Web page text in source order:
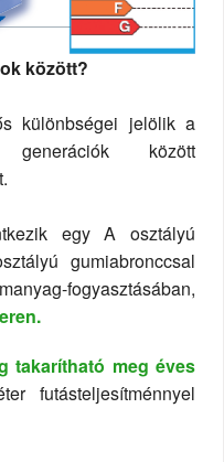
között?
különbségei jelölik a
generációk között
egy A osztályú
gumiabronccsal
fogyasztásában,
takarítható meg éves
futásteljesítménnyel